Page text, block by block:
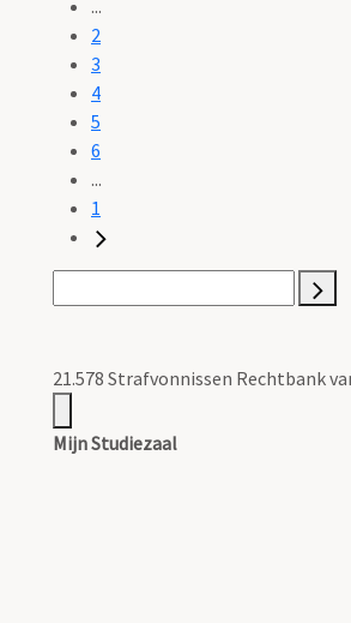
...
2
3
4
5
6
...
1
21.578 Strafvonnissen Rechtbank
Mijn Studiezaal